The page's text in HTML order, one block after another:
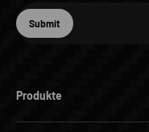
Produkte
E-Mail
Abonnieren
Submit